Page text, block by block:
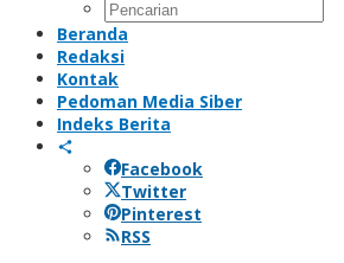
Beranda
Redaksi
Kontak
Pedoman Media Siber
Indeks Berita
Facebook
Twitter
Pinterest
RSS